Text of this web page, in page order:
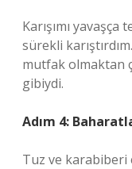
Karışımı
sürekli
mutfak olmaktan
gibiydi.
Adım 4:
Tuz ve karabiberi